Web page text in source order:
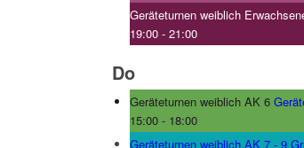
Geräteturnen weiblich
19:00- 21:00
Do
Geräteturnen weiblich AK 6
15:00- 18:00
Geräteturnen weiblich AK 7 - 9